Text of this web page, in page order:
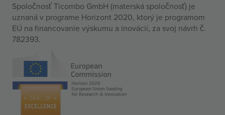
Spoločnosť Ticombo GmbH (materská spoločnosť) je
uznaná v programe Horizont 2020, ktorý je programom
EÚ na financovanie výskumu a inovácií, za svoj návrh č.
782393.